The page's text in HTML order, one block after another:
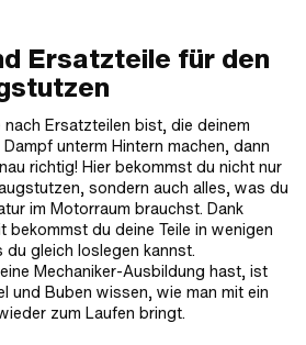
Ersatzteile für den
Ersatzteilen bist, die deinem
unterm Hintern machen, dann
richtig! Hier bekommst du nicht nur
sondern auch alles, was du
im Motorraum brauchst. Dank
du deine Teile in wenigen
gleich loslegen kannst.
Mechaniker-Ausbildung hast, ist
und Buben wissen, wie man mit ein
zum Laufen bringt.